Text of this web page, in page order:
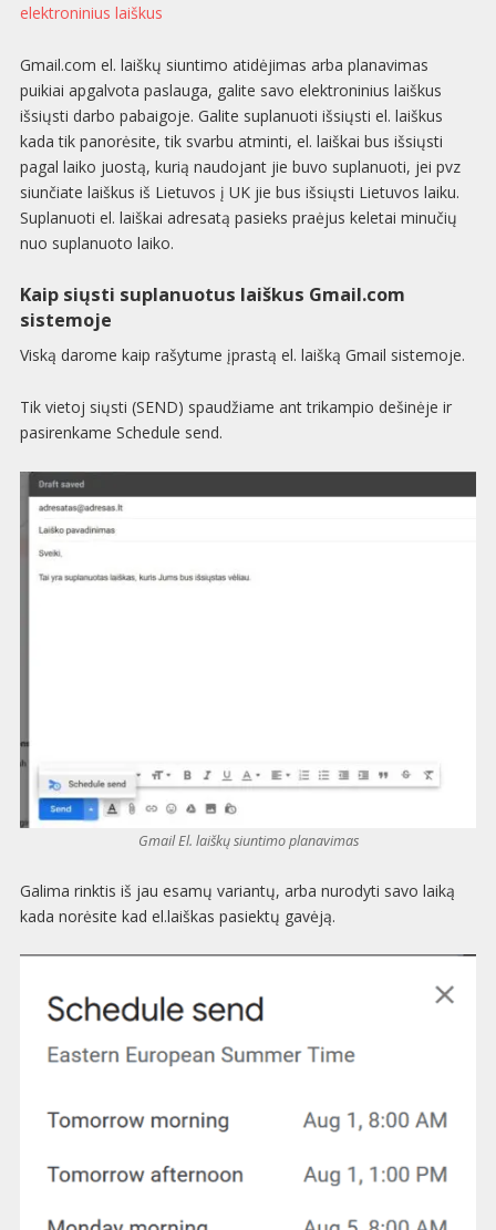
elektroninius laiškus
Gmail.com el. laiškų siuntimo atidėjimas arba planavimas
puikiai apgalvota paslauga, galite savo elektroninius laiškus
išsiųsti darbo pabaigoje. Galite suplanuoti išsiųsti el. laiškus
kada tik panorėsite, tik svarbu atminti, el. laiškai bus išsiųsti
pagal laiko juostą, kurią naudojant jie buvo suplanuoti, jei pvz
siunčiate laiškus iš Lietuvos į UK jie bus išsiųsti Lietuvos laiku.
Suplanuoti el. laiškai adresatą pasieks praėjus keletai minučių
nuo suplanuoto laiko.
Kaip siųsti suplanuotus laiškus Gmail.com
sistemoje
Viską darome kaip rašytume įprastą el. laišką Gmail sistemoje.
Tik vietoj siųsti (SEND) spaudžiame ant trikampio dešinėje ir
pasirenkame Schedule send.
Gmail El. laiškų siuntimo planavimas
Galima rinktis iš jau esamų variantų, arba nurodyti savo laiką
kada norėsite kad el.laiškas pasiektų gavėją.